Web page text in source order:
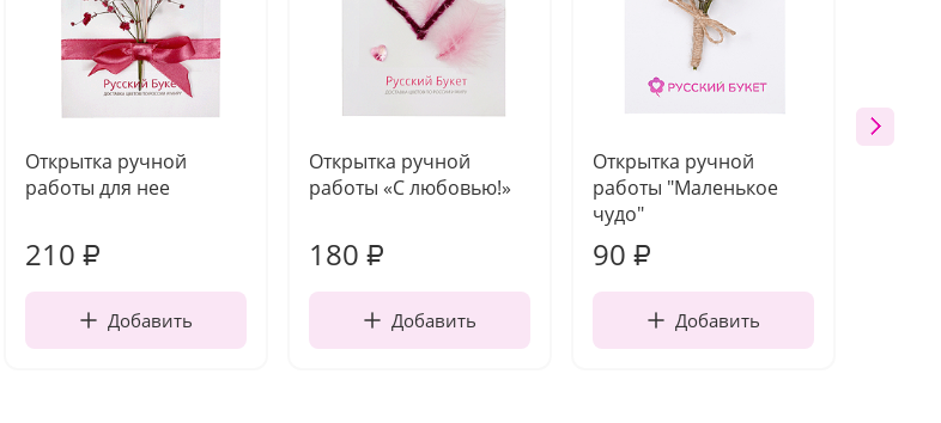
Открытка ручной
работы для нее
210 ₽
Добавить
Открытка ручной
работы «С любовью!»
180 ₽
Добавить
Открытка ручной
работы "Маленькое
чудо"
90 ₽
Добавить